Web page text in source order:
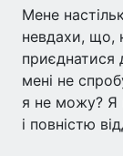
Мене
невдахи, що,
приєднатися
мені не
я не можу? Я
і повністю